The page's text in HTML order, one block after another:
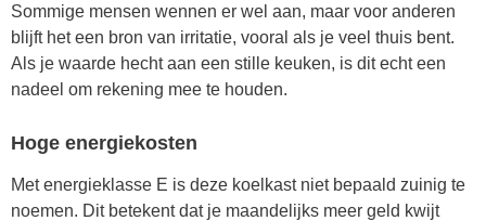
Sommige mensen wennen er wel aan, maar voor anderen
blijft het een bron van irritatie, vooral als je veel thuis bent.
Als je waarde hecht aan een stille keuken, is dit echt een
nadeel om rekening mee te houden.
Hoge energiekosten
Met energieklasse E is deze koelkast niet bepaald zuinig te
noemen. Dit betekent dat je maandelijks meer geld kwijt